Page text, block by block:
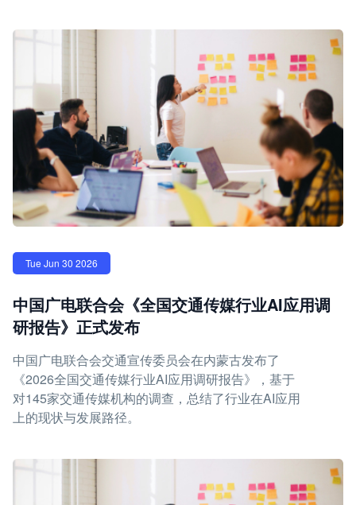
Tue Jun 30 2026
中国广电联合会《全国交通传媒行业AI应用调
研报告》正式发布
中国广电联合会交通宣传委员会在内蒙古发布了
《2026全国交通传媒行业AI应用调研报告》，基于
对145家交通传媒机构的调查，总结了行业在AI应用
上的现状与发展路径。